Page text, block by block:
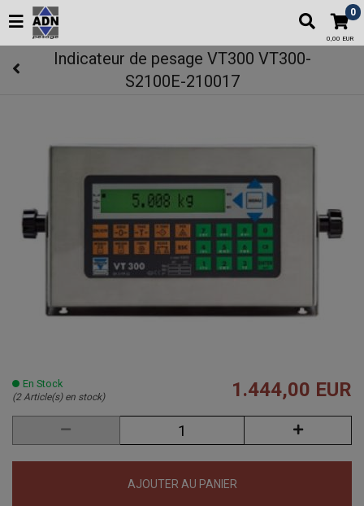
0
0,00 EUR
Indicateur de pesage VT300 VT300-
S2100E-210017
En Stock
(2 Article(s) en stock) 1.444,00 EUR
AJOUTER AU PANIER